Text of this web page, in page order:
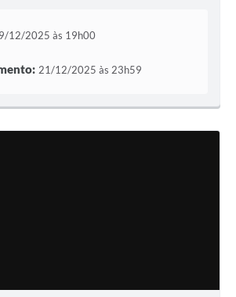
12/2025 às 19h00
21/12/2025 às 23h59